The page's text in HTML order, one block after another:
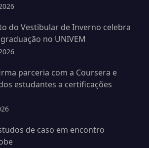
do Vestibular de Inverno celebra
no UNIVEM
parceria com a Coursera e
estudantes a certificações
de caso em encontro